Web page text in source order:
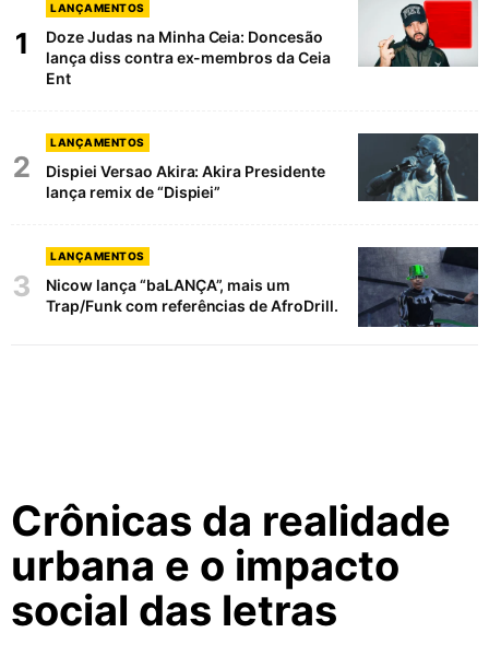
1
LANÇAMENTOS
Doze Judas na Minha Ceia: Doncesão
lança diss contra ex-membros da Ceia
Ent
2
LANÇAMENTOS
Dispiei Versao Akira: Akira Presidente
lança remix de “Dispiei”
3
LANÇAMENTOS
Nicow lança “baLANÇA”, mais um
Trap/Funk com referências de AfroDrill.
Crônicas da realidade
urbana e o impacto
social das letras